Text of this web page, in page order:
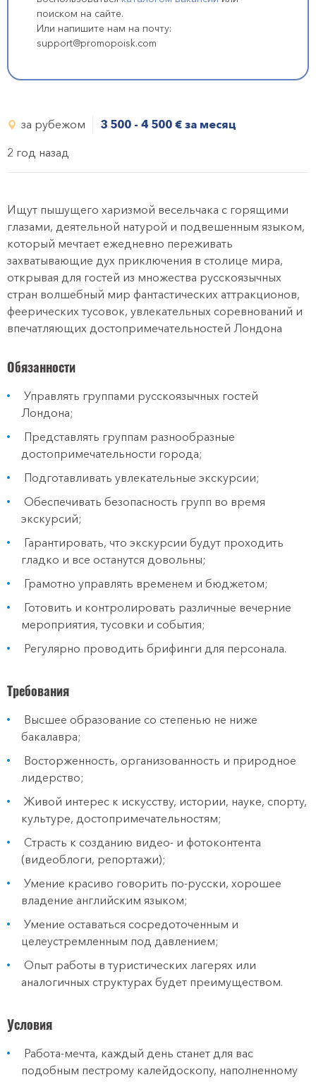
поиском на сайте.
Или напишите нам на почту:
support@promopoisk.com
за рубежом 3 500 - 4 500 € за месяц
2 год назад
Ищут пышущего харизмой весельчака с горящими
глазами, деятельной натурой и подвешенным языком,
который мечтает ежедневно переживать
захватывающие дух приключения в столице мира,
открывая для гостей из множества русскоязычных
стран волшебный мир фантастических аттракционов,
феерических тусовок, увлекательных соревнований и
впечатляющих достопримечательностей Лондона
Обязанности
Управлять группами русскоязычных гостей
Лондона;
Представлять группам разнообразные
достопримечательности города;
Подготавливать увлекательные экскурсии;
Обеспечивать безопасность групп во время
экскурсий;
Гарантировать, что экскурсии будут проходить
гладко и все останутся довольны;
Грамотно управлять временем и бюджетом;
Готовить и контролировать различные вечерние
мероприятия, тусовки и события;
Регулярно проводить брифинги для персонала.
Требования
Высшее образование со степенью не ниже
бакалавра;
Восторженность, организованность и природное
лидерство;
Живой интерес к искусству, истории, науке, спорту,
культуре, достопримечательностям;
Страсть к созданию видео- и фотоконтента
(видеоблоги, репортажи);
Умение красиво говорить по-русски, хорошее
владение английским языком;
Умение оставаться сосредоточенным и
целеустремленным под давлением;
Опыт работы в туристических лагерях или
аналогичных структурах будет преимуществом.
Условия
Работа-мечта, каждый день станет для вас
подобным пестрому калейдоскопу, наполненному